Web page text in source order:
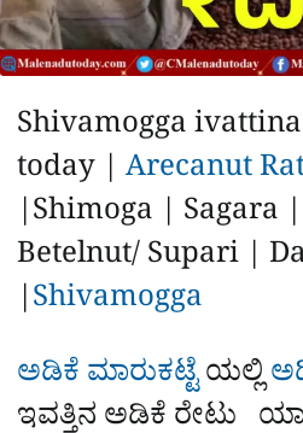
Shivamogga
today | Arecanut
|Shimoga | Sagara
Betelnut/ Supari |
|Shivamogga
ಅಡಿಕೆ ಮಾರುಕಟ್ಟೆಯಲ್ಲಿ
ಇವತ್ತಿನ ಅಡಿಕೆ ರೇಟು